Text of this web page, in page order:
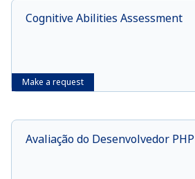
Make a request
Cognitive Abilities Assessment
Avaliação do Desenvolvedor PHP